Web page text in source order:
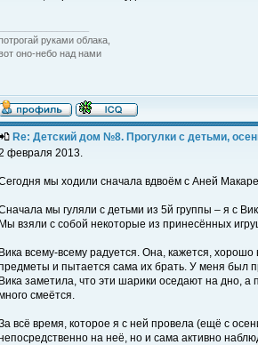
руками облака,
оно-небо над нами
Re: Детский дом №8. Прогулки с детьми,
февраля 2013.
мы ходили сначала вдвоём с Аней
мы гуляли с детьми из 5й группы – я с
Мы взяли с собой некоторые из принесённых
Вика всему-всему радуется. Она, кажется,
и пытается сама их брать. У меня был
Вика заметила, что эти шарики оседают на дно,
смеётся.
всё время, которое я с ней провела (ещё с
на неё, но и сама активно